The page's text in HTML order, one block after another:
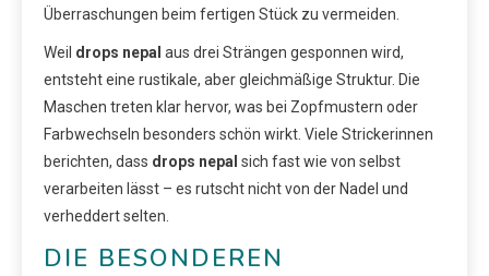
Überraschungen beim fertigen Stück zu vermeiden.
Weil drops nepal aus drei Strängen gesponnen wird,
entsteht eine rustikale, aber gleichmäßige Struktur. Die
Maschen treten klar hervor, was bei Zopfmustern oder
Farbwechseln besonders schön wirkt. Viele Strickerinnen
berichten, dass drops nepal sich fast wie von selbst
verarbeiten lässt – es rutscht nicht von der Nadel und
verheddert selten.
DIE BESONDEREN